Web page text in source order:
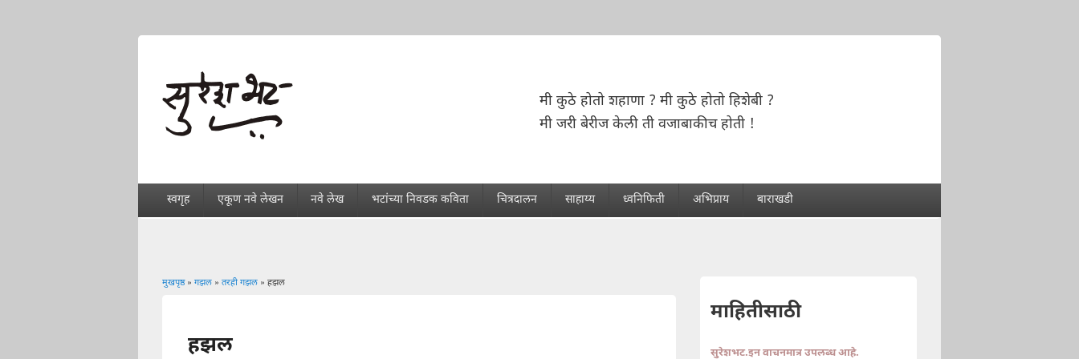
मी कुठे होतो शहाणा ? मी कुठे होतो हिशेबी ?
मी जरी बेरीज केली ती वजाबाकीच होती !
स्वगृह एकूण नवे लेखन नवे लेख भटांच्या निवडक कविता चित्रदालन साहाय्य ध्वनिफिती अभिप्राय बाराखडी
मुखपृष्ठ» गझल » तरही गझल » हझल
हझल
माहितीसाठी
सुरेशभट.इन वाचनमात्र उपलब्ध आहे.